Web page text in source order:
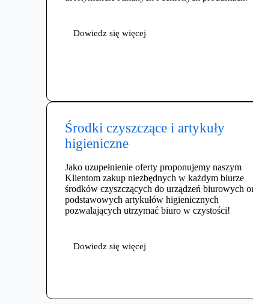
Dowiedz się więcej
Środki czyszczące i artykuły
higieniczne
Jako uzupełnienie oferty proponujemy naszym
Klientom zakup niezbędnych w każdym biurze
środków czyszczących do urządzeń biurowych
podstawowych artykułów higienicznych
pozwalających utrzymać biuro w czystości!
Dowiedz się więcej